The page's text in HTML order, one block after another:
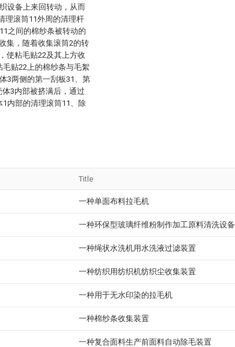
设备上来回转动，从而
理滚筒11外周的清理杆
之间的棉纱条被转动的
集，随着收集滚筒2的转
使粘毛贴22及其上方收
贴22上的棉纱条与毛絮
3两侧的第一刮板31、第
3内部被挤满后，通过
内部的清理滚筒11、除
Title
一种单面布料拉毛机
一种环保型玻璃纤维粉制作加工原料清洗设备
一种绳状水洗机用水洗液过滤装置
一种纺织用纺织机纺织尘收集装置
一种用于无水印染的拉毛机
一种棉纱条收集装置
一种复合面料生产前面料自动除毛装置